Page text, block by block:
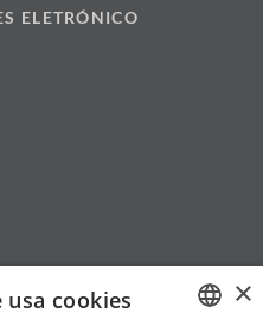
ELETRÓNICO
×
usa cookies